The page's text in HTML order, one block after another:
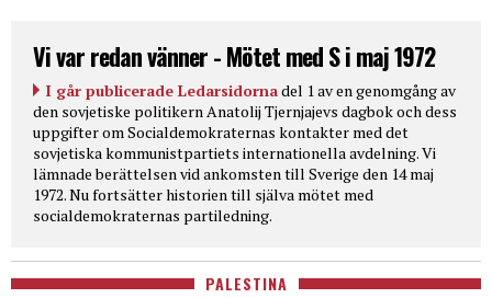
Vi var redan vänner - Mötet med S i maj 1972
I går publicerade Ledarsidornadel 1 av en genomgång av
den sovjetiske politikern Anatolij Tjernjajevs dagbok och dess
uppgifter om Socialdemokraternas kontakter med det
sovjetiska kommunistpartiets internationella avdelning. Vi
lämnade berättelsen vid ankomsten till Sverige den 14 maj
1972. Nu fortsätter historien till själva mötet med
socialdemokraternas partiledning.
PALESTINA